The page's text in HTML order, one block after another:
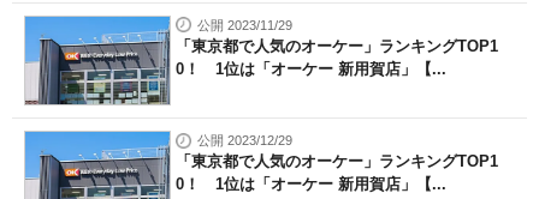
公開 2023/11/29
「東京都で人気のオーケー」ランキングTOP1
0！ 1位は「オーケー 新用賀店」【...
公開 2023/12/29
「東京都で人気のオーケー」ランキングTOP1
0！ 1位は「オーケー 新用賀店」【...